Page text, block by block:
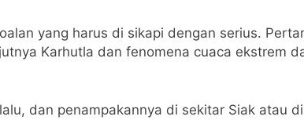
yang harus di sikapi dengan serius.
Karhutla dan fenomena cuaca ekstrem
dan penampakannya di sekitar Siak atau